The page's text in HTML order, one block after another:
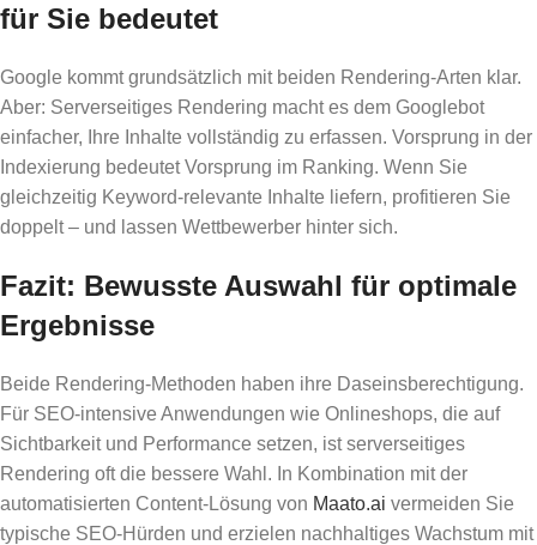
für Sie bedeutet
Google kommt grundsätzlich mit beiden Rendering-Arten klar.
Aber: Serverseitiges Rendering macht es dem Googlebot
einfacher, Ihre Inhalte vollständig zu erfassen. Vorsprung in der
Indexierung bedeutet Vorsprung im Ranking. Wenn Sie
gleichzeitig Keyword-relevante Inhalte liefern, profitieren Sie
doppelt – und lassen Wettbewerber hinter sich.
Fazit: Bewusste Auswahl für optimale
Ergebnisse
Beide Rendering-Methoden haben ihre Daseinsberechtigung.
Für SEO-intensive Anwendungen wie Onlineshops, die auf
Sichtbarkeit und Performance setzen, ist serverseitiges
Rendering oft die bessere Wahl. In Kombination mit der
automatisierten Content-Lösung von Maato.ai vermeiden Sie
typische SEO-Hürden und erzielen nachhaltiges Wachstum mit